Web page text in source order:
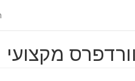
מקצועי